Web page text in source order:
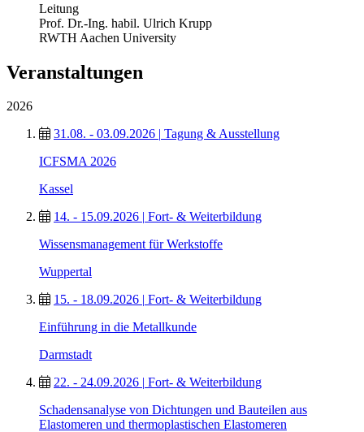
Leitung
Prof. Dr.-Ing. habil. Ulrich Krupp
RWTH Aachen University
Veranstaltungen
2026
31.08. - 03.09.2026
Tagung & Ausstellung
ICFSMA 2026
Kassel
14. - 15.09.2026
Fort- & Weiterbildung
Wissensmanagement für Werkstoffe
Wuppertal
15. - 18.09.2026
Fort- & Weiterbildung
Einführung in die Metallkunde
Darmstadt
22. - 24.09.2026
Fort- & Weiterbildung
Schadensanalyse von Dichtungen und Bauteilen aus
Elastomeren und thermoplastischen Elastomeren